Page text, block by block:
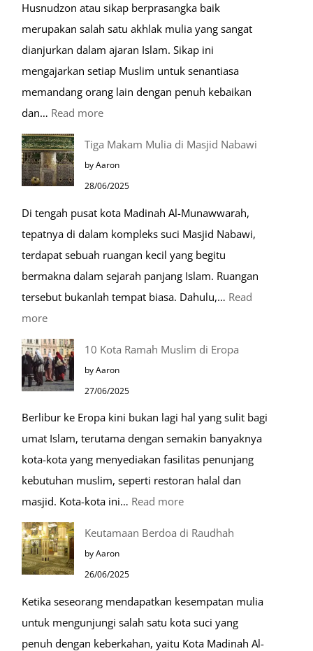
Husnudzon atau sikap berprasangka baik
merupakan salah satu akhlak mulia yang sangat
dianjurkan dalam ajaran Islam. Sikap ini
mengajarkan setiap Muslim untuk senantiasa
memandang orang lain dengan penuh kebaikan
dan… Read more:
Sehari-
hari
Tiga Makam Mulia di Masjid Nabawi
by Aaron
28/06/2025
Di tengah pusat kota Madinah Al-Munawwarah,
tepatnya di dalam kompleks suci Masjid Nabawi,
terdapat sebuah ruangan kecil yang begitu
bermakna dalam sejarah panjang Islam. Ruangan
tersebut bukanlah tempat biasa. Dahulu,… Read
more:
Tiga
Makam
Mulia
Masjid
Nabawi
10 Kota Ramah Muslim di Eropa
by Aaron
27/06/2025
Berlibur ke Eropa kini bukan lagi hal yang sulit bagi
umat Islam, terutama dengan semakin banyaknya
kota-kota yang menyediakan fasilitas penunjang
kebutuhan muslim, seperti restoran halal dan
masjid. Kota-kota ini… Read more:
di
Eropa
Keutamaan Berdoa di Raudhah
by Aaron
26/06/2025
Ketika seseorang mendapatkan kesempatan mulia
untuk mengunjungi salah satu kota suci yang
penuh dengan keberkahan, yaitu Kota Madinah Al-